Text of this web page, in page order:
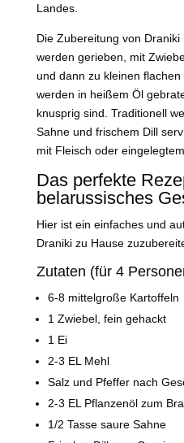
Landes.
Die Zubereitung von
werden gerieben, mit
und dann zu kleinen
werden in heißem Öl
knusprig sind. Traditionell
Sahne und frischem Dill
mit Fleisch oder
Das perfekte
belarussisches
Hier ist ein einfaches und
Draniki zu Hause
Zutaten (für 4
6-8 mittelgroße Kartoffeln
1 Zwiebel, fein gehackt
1 Ei
2-3 EL Mehl
Salz und Pfeffer nach
2-3 EL Pflanzenöl zum
1/2 Tasse saure Sahne